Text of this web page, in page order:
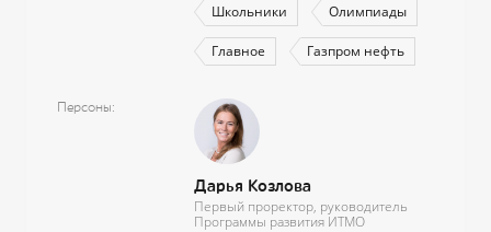
Школьники Олимпиады
Главное Газпром нефть
Персоны
Дарья Козлова
Первый проректор, руководитель
Программы развития ИТМО